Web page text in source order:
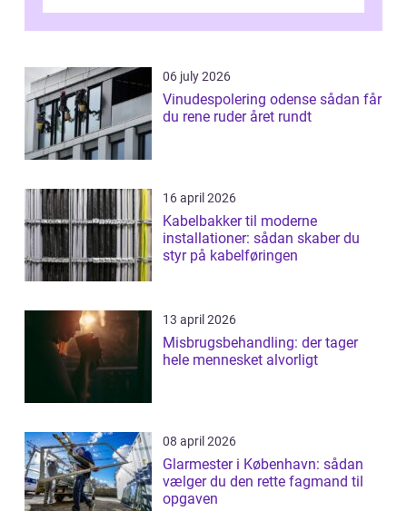
06 july 2026
Vinudespolering odense sådan får
du rene ruder året rundt
16 april 2026
Kabelbakker til moderne
installationer: sådan skaber du
styr på kabelføringen
13 april 2026
Misbrugsbehandling: der tager
hele mennesket alvorligt
08 april 2026
Glarmester i København: sådan
vælger du den rette fagmand til
opgaven